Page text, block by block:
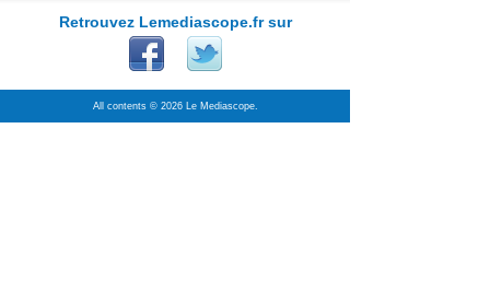
Retrouvez Lemediascope.fr sur
All contents © 2026 Le Mediascope.